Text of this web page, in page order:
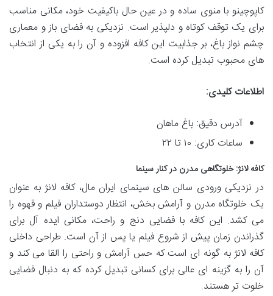
کاپوچینو با منوی ساده و در عین حال باکیفیت خود، مکانی مناسب
برای یک توقف کوتاه و دلپذیر است. نزدیکی به فضای باز و معماری
چشم نواز باغ، بر جذابیت این کافه افزوده و آن را به یکی از انتخاب
های محبوب تبدیل کرده است.
اطلاعات کلیدی:
آدرس دقیق: باغ ماهان
ساعات کاری: ۱۰ تا ۲۲
کافه لانژ: خلوتگاهی مدرن در کنار سینما
در نزدیکی ورودی سالن های سینمای ایران مال، کافه لانژ به عنوان
یک خلوتگاه مدرن و آرامش بخش، انتظار دوستداران فیلم و قهوه را
می کشد. این کافه با فضایی دنج و راحت، مکانی ایده آل برای
گذراندن زمان پیش از شروع فیلم یا پس از آن است. طراحی داخلی
کافه لانژ به گونه ای است که حس آرامش و راحتی را القا می کند و
آن را به گزینه ای عالی برای کسانی تبدیل کرده که به دنبال فضایی
خلوت تر هستند.